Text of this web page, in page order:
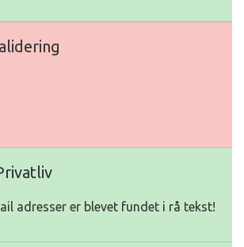
adresser er blevet fundet i rå tekst!